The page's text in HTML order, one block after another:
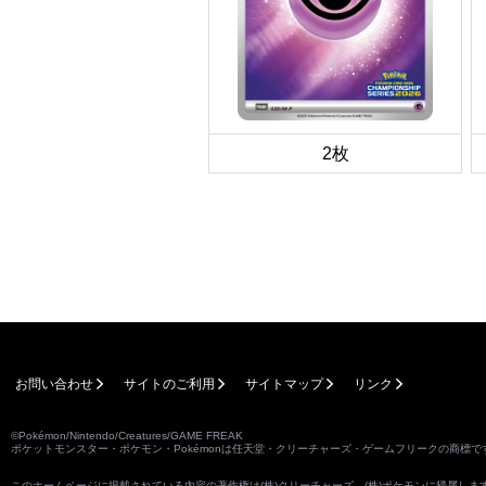
2枚
お問い合わせ サイトのご利用 サイトマップ リンク
©Pokémon/Nintendo/Creatures/GAME FREAK
ポケットモンスター・ポケモン・Pokémonは任天堂・クリーチャーズ・ゲームフリークの商標で